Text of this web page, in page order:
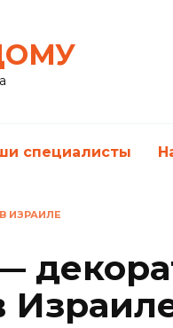
специалисты
ИЗРАИЛЕ